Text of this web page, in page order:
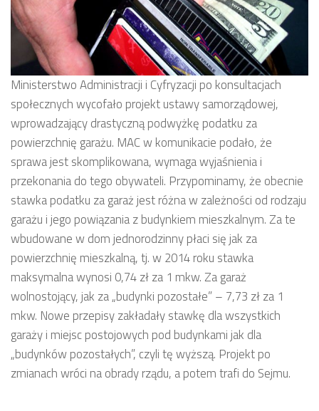
Ministerstwo Administracji i Cyfryzacji po konsultacjach
społecznych wycofało projekt ustawy samorządowej,
wprowadzający drastyczną podwyżkę podatku za
powierzchnię garażu. MAC w komunikacie podało, że
sprawa jest skomplikowana, wymaga wyjaśnienia i
przekonania do tego obywateli. Przypominamy, że obecnie
stawka podatku za garaż jest różna w zależności od rodzaju
garażu i jego powiązania z budynkiem mieszkalnym. Za te
wbudowane w dom jednorodzinny płaci się jak za
powierzchnię mieszkalną, tj. w 2014 roku stawka
maksymalna wynosi 0,74 zł za 1 mkw. Za garaż
wolnostojący, jak za „budynki pozostałe” – 7,73 zł za 1
mkw. Nowe przepisy zakładały stawkę dla wszystkich
garaży i miejsc postojowych pod budynkami jak dla
„budynków pozostałych”, czyli tę wyższą. Projekt po
zmianach wróci na obrady rządu, a potem trafi do Sejmu.